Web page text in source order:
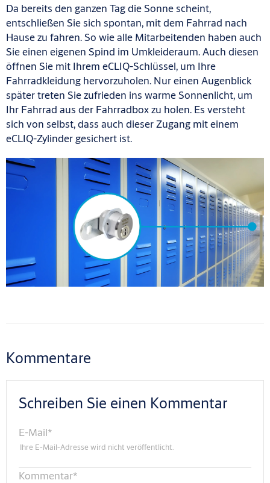
Da bereits den ganzen Tag die Sonne scheint,
entschließen Sie sich spontan, mit dem Fahrrad nach
Hause zu fahren. So wie alle Mitarbeitenden haben auch
Sie einen eigenen Spind im Umkleideraum. Auch diesen
öffnen Sie mit Ihrem eCLIQ-Schlüssel, um Ihre
Fahrradkleidung hervorzuholen. Nur einen Augenblick
später treten Sie zufrieden ins warme Sonnenlicht, um
Ihr Fahrrad aus der Fahrradbox zu holen. Es versteht
sich von selbst, dass auch dieser Zugang mit einem
eCLIQ-Zylinder gesichert ist.
Kommentare
Schreiben Sie einen Kommentar
E-Mail*
Ihre E-Mail-Adresse wird nicht veröffentlicht.
Kommentar*